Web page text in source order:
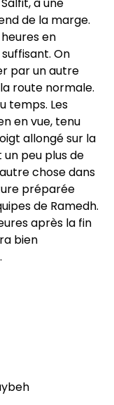
de la marge.
en
On
par un autre
route normale.
temps. Les
en vue, tenu
allongé sur la
peu plus de
chose dans
préparée
de Ramedh.
après la fin
bien